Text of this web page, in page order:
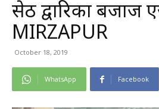
सेठ द्वारिका
MIRZAPUR
October 18, 2019
WhatsApp Facebook